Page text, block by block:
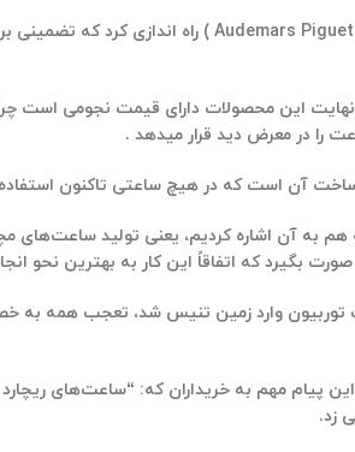
تضمینی
این محصولات دارای قیمت نجومی است
را در معرض دید قرار میدهد .
ساخت آن است که در هیچ ساعتی تاکنون
به آن اشاره کردیم، یعنی تولید ساعت‌های
بگیرد که اتفاقاً این کار به بهترین نحو
این پیام مهم به خریداران که: “ساعت‌های
زد.